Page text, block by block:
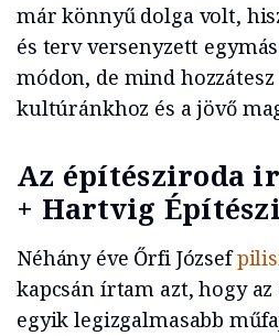
már könnyű dolga volt,
és terv versenyzett
módon, de mind
kultúránkhoz és a jövő
Az építésziroda
+ Hartvig
Néhány éve Őrfi József
kapcsán írtam azt, hogy az
egyik legizgalmasabb